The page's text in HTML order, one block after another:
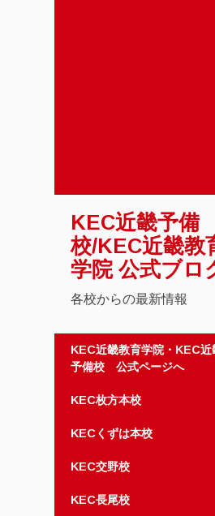
KEC近畿予備
校/KEC近畿教
学院 公式ブロ
各校からの最新情報
コンテンツへスキップ
KEC近畿教育学院・KEC近
予備校 公式ページへ
KEC枚方本校
KECくずは本校
KEC交野校
KEC長尾校